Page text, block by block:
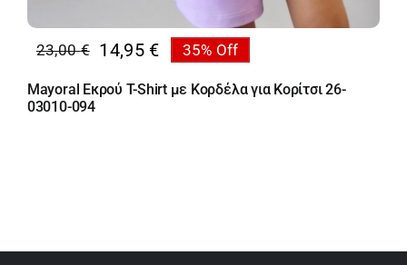
23,00€
Original
price
was:
14,95 €
Η
τρέχουσα
τιμή
35% Off
Mayoral Εκρού T-Shirt με Κορδέλα για Κορίτσι 26-
03010-094